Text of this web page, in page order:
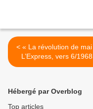
< « La révolution de mai »,
L’Express, vers 6/1968.
Hébergé par Overblog
Top articles